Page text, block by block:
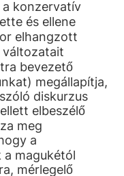
konzervatív
és ellene
elhangzott
bevezető
megállapítja,
diskurzus
elbeszélő
meg
a
magukétól
mérlegelő